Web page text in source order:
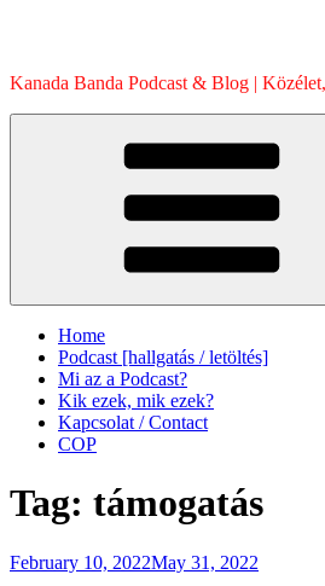
Kanada Banda Podcast & Blog |
Home
Podcast [hallgatás / letöltés]
Mi az a Podcast?
Kik ezek, mik ezek?
Kapcsolat / Contact
COP
Tag: támogatás
Posted
February 10, 2022May 31, 2022